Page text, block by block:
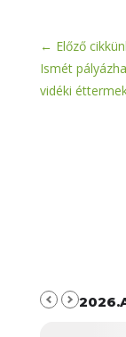
← Előző
Ismét
vidéki